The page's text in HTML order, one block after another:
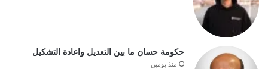
حكومة حسان ما بين التعديل واعادة التشكيل
منذ يومين